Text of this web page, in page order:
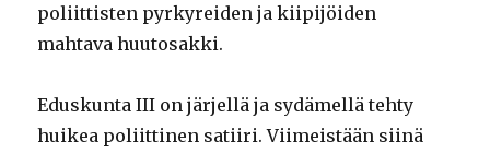
poliittisten pyrkyreiden ja kiipijöiden
mahtava huutosakki.
Eduskunta III on järjellä ja sydämellä tehty
huikea poliittinen satiiri. Viimeistään siinä